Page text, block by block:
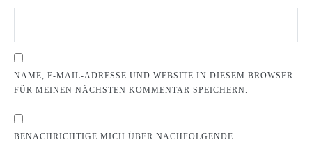
NAME, E-MAIL-ADRESSE UND WEBSITE IN DIESEM BROWSER
FÜR MEINEN NÄCHSTEN KOMMENTAR SPEICHERN.
BENACHRICHTIGE MICH ÜBER NACHFOLGENDE